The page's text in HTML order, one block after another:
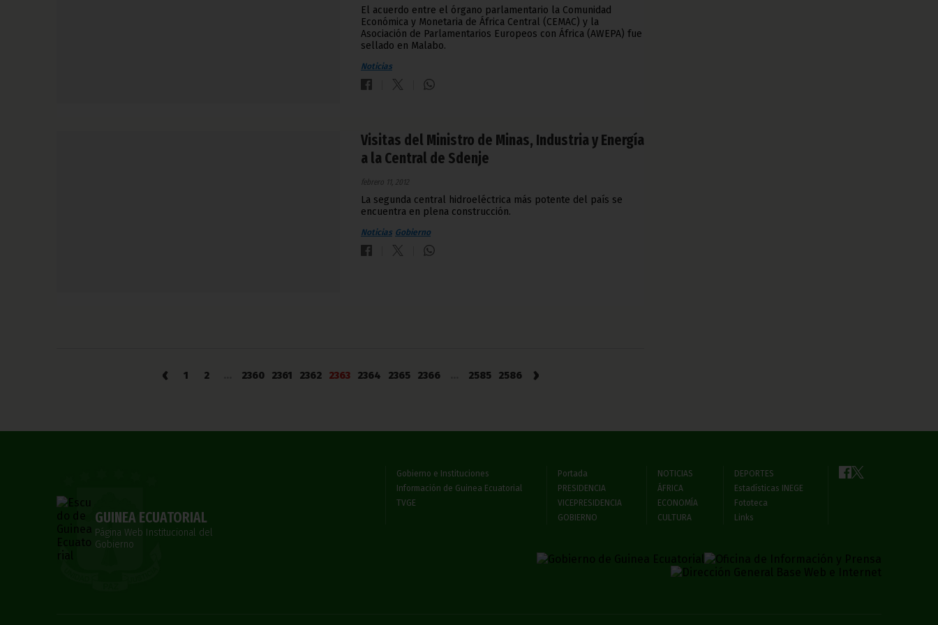
El acuerdo entre el órgano parlamentario la Comunidad
Económica y Monetaria de África Central (CEMAC) y la
Asociación de Parlamentarios Europeos con África (AWEPA) fue
sellado en Malabo.
Noticias
Visitas del Ministro de Minas, Industria y Energía
a la Central de Sdenje
febrero 11, 2012
La segunda central hidroeléctrica más potente del país se
encuentra en plena construcción.
Noticias Gobierno
‹ 1 2 2360 2361 2362 2363 2364 2365 2366 2585 2586 ›
GUINEA ECUATORIAL
Página Web Institucional del
Gobierno
Gobierno e Instituciones
Información de Guinea Ecuatorial
TVGE
Portada
PRESIDENCIA
VICEPRESIDENCIA
GOBIERNO
NOTICIAS
ÁFRICA
ECONOMÍA
CULTURA
DEPORTES
Estadísticas INEGE
Fototeca
Links